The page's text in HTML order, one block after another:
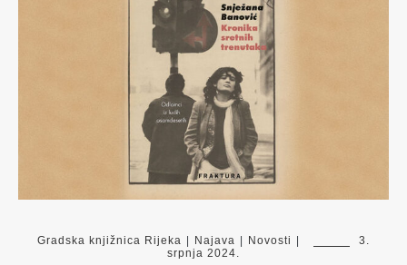
Gradska knjižnica Rijeka Najava Novosti
3.
srpnja 2024.